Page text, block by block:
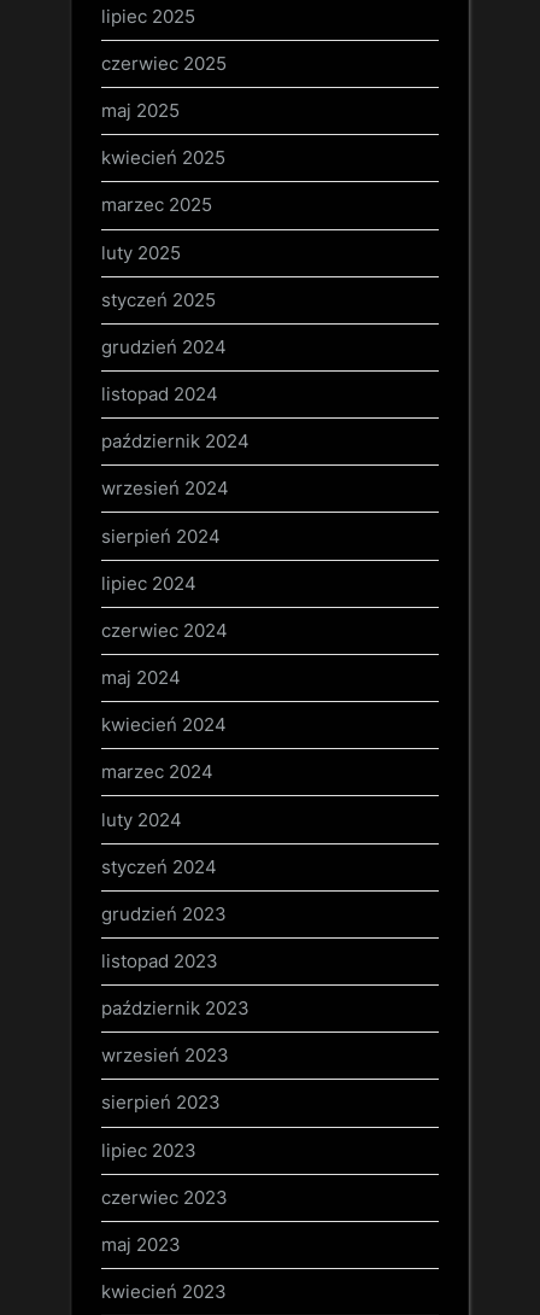
lipiec 2025
czerwiec 2025
maj 2025
kwiecień 2025
marzec 2025
luty 2025
styczeń 2025
grudzień 2024
listopad 2024
październik 2024
wrzesień 2024
sierpień 2024
lipiec 2024
czerwiec 2024
maj 2024
kwiecień 2024
marzec 2024
luty 2024
styczeń 2024
grudzień 2023
listopad 2023
październik 2023
wrzesień 2023
sierpień 2023
lipiec 2023
czerwiec 2023
maj 2023
kwiecień 2023